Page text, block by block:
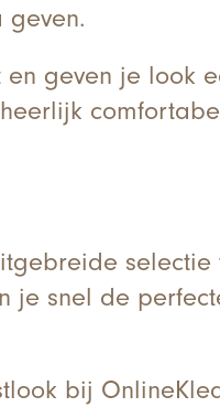
geven je look
je snel de
bij